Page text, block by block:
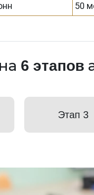
50
6 этапов
Этап 3